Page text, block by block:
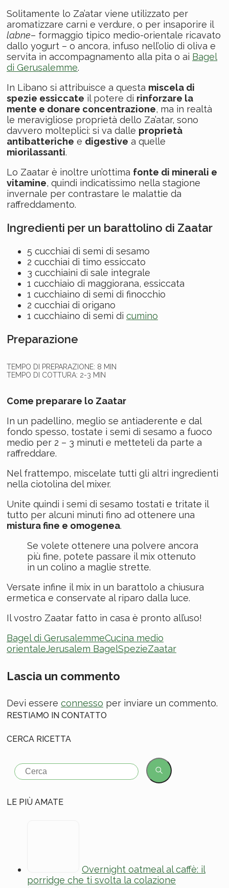
Solitamente lo Za’atar viene utilizzato per
aromatizzare carni e verdure, o per insaporire il
labne– formaggio tipico medio-orientale ricavato
dallo yogurt – o ancora, infuso nell’olio di oliva e
servita in accompagnamento alla pita o ai Bagel
di Gerusalemme.
In Libano si attribuisce a questa miscela di
spezie essiccate il potere di rinforzare la
mente e donare concentrazione, ma in realtà
le meravigliose proprietà dello Za’atar, sono
davvero molteplici: si va dalle proprietà
antibatteriche e digestive a quelle
miorilassanti.
Lo Zaatar è inoltre un’ottima fonte di minerali e
vitamine, quindi indicatissimo nella stagione
invernale per contrastare le malattie da
raffreddamento.
Ingredienti per un barattolino di Zaatar
5 cucchiai di semi di sesamo
2 cucchiai di timo essiccato
3 cucchiaini di sale integrale
1 cucchiaio di maggiorana, essiccata
1 cucchiaino di semi di finocchio
2 cucchiai di origano
1 cucchiaino di semi di cumino
Preparazione
TEMPO DI PREPARAZIONE: 8 MIN
TEMPO DI COTTURA: 2-3 MIN
Come preparare lo Zaatar
In un padellino, meglio se antiaderente e dal
fondo spesso, tostate i semi di sesamo a fuoco
medio per 2 – 3 minuti e metteteli da parte a
raffreddare.
Nel frattempo, miscelate tutti gli altri ingredienti
nella ciotolina del mixer.
Unite quindi i semi di sesamo tostati e tritate il
tutto per alcuni minuti fino ad ottenere una
mistura fine e omogenea.
Se volete ottenere una polvere ancora
più fine, potete passare il mix ottenuto
in un colino a maglie strette.
Versate infine il mix in un barattolo a chiusura
ermetica e conservate al riparo dalla luce.
Il vostro Zaatar fatto in casa è pronto all’uso!
Bagel di GerusalemmeCucina medio
orientaleJerusalem BagelSpezieZaatar
Lascia un commento
Devi essere connesso per inviare un commento.
RESTIAMO IN CONTATTO
CERCA RICETTA
Search
for:
LE PIÙ AMATE
Overnight oatmeal al caffè: il
porridge che ti svolta la colazione